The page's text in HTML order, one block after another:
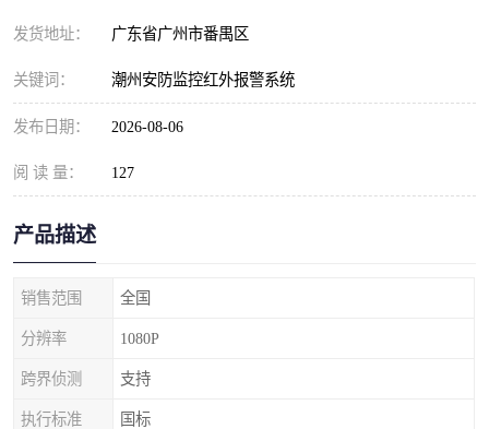
发货地址： 广东省广州市番禺区
关键词： 潮州安防监控红外报警系统
发布日期： 2026-08-06
阅 读 量： 127
产品描述
销售范围 全国
分辨率 1080P
跨界侦测 支持
执行标准 国标